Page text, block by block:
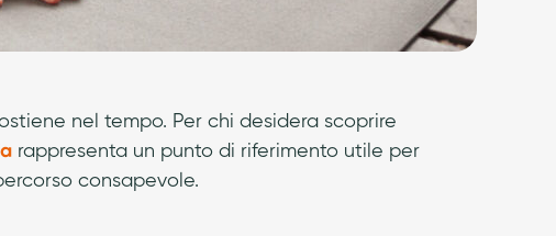
nel tempo. Per chi desidera scoprire
rappresenta un punto di riferimento utile per
consapevole.